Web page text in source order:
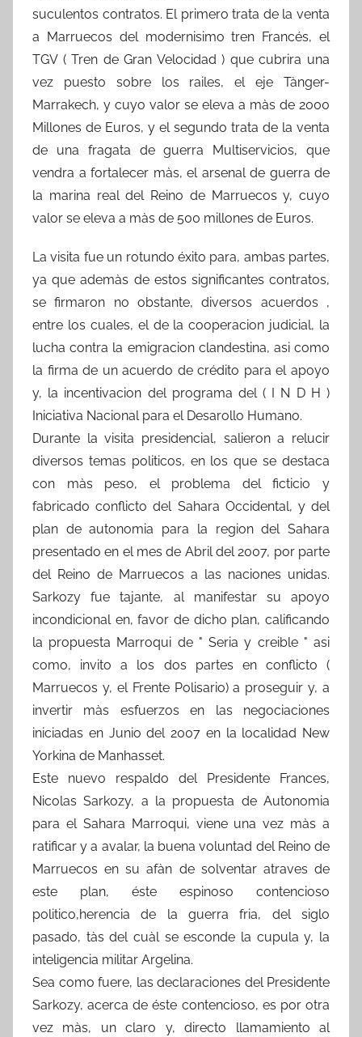
suculentos contratos. El primero trata de la venta
a Marruecos del modernisimo tren Francés, el
TGV ( Tren de Gran Velocidad ) que cubrira una
vez puesto sobre los railes, el eje Tànger-
Marrakech, y cuyo valor se eleva a màs de 2000
Millones de Euros, y el segundo trata de la venta
de una fragata de guerra Multiservicios, que
vendra a fortalecer màs, el arsenal de guerra de
la marina real del Reino de Marruecos y, cuyo
valor se eleva a màs de 500 millones de Euros.
La visita fue un rotundo éxito para, ambas partes,
ya que ademàs de estos significantes contratos,
se firmaron no obstante, diversos acuerdos ,
entre los cuales, el de la cooperacion judicial, la
lucha contra la emigracion clandestina, asi como
la firma de un acuerdo de crédito para el apoyo
y, la incentivacion del programa del ( I N D H )
Iniciativa Nacional para el Desarollo Humano.
Durante la visita presidencial, salieron a relucir
diversos temas politicos, en los que se destaca
con màs peso, el problema del ficticio y
fabricado conflicto del Sahara Occidental, y del
plan de autonomia para la region del Sahara
presentado en el mes de Abril del 2007, por parte
del Reino de Marruecos a las naciones unidas.
Sarkozy fue tajante, al manifestar su apoyo
incondicional en, favor de dicho plan, calificando
la propuesta Marroqui de " Seria y creible " asi
como, invito a los dos partes en conflicto (
Marruecos y, el Frente Polisario) a proseguir y, a
invertir màs esfuerzos en las negociaciones
iniciadas en Junio del 2007 en la localidad New
Yorkina de Manhasset.
Este nuevo respaldo del Presidente Frances,
Nicolas Sarkozy, a la propuesta de Autonomia
para el Sahara Marroqui, viene una vez màs a
ratificar y a avalar, la buena voluntad del Reino de
Marruecos en su afàn de solventar atraves de
este plan, éste espinoso contencioso
politico,herencia de la guerra fria, del siglo
pasado, tàs del cuàl se esconde la cupula y, la
inteligencia militar Argelina.
Sea como fuere, las declaraciones del Presidente
Sarkozy, acerca de éste contencioso, es por otra
vez màs, un claro y, directo llamamiento al